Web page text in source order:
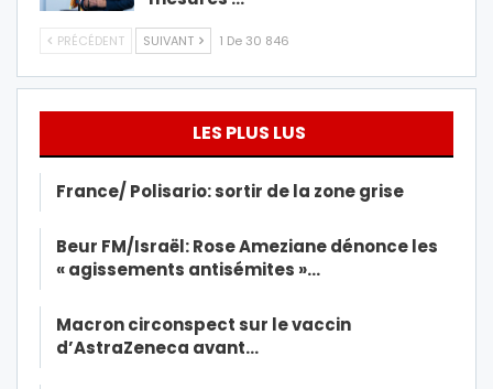
PRÉCÉDENT SUIVANT 1 De 30 846
LES PLUS LUS
France/ Polisario: sortir de la zone grise
Beur FM/Israël: Rose Ameziane dénonce les
« agissements antisémites »…
Macron circonspect sur le vaccin
d’AstraZeneca avant…